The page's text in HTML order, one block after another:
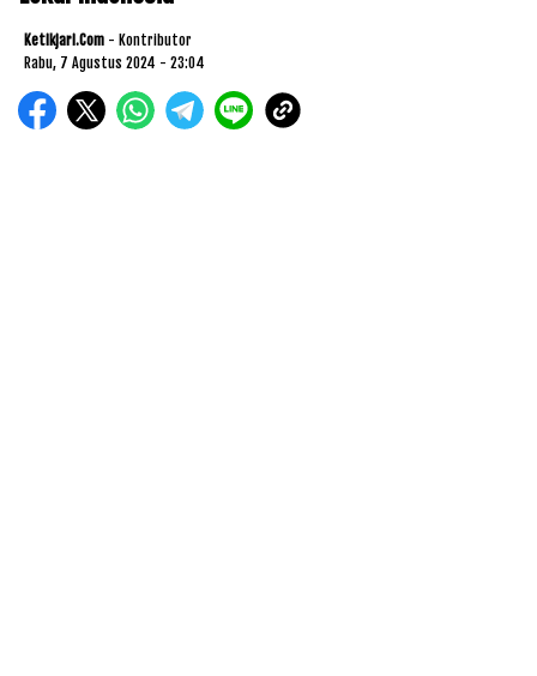
Ketikjari.com - Kontributor
Rabu, 7 Agustus 2024 - 23:04